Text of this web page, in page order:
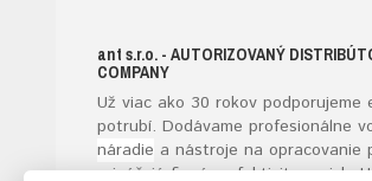
ant s.r.o. - AUTORIZOVANÝ
COMPANY
Už viac ako 30 rokov podporujeme
potrubí. Dodávame profesionálne
náradie a nástroje na opracovanie
prinášajú firmám efektivitu a zisk.